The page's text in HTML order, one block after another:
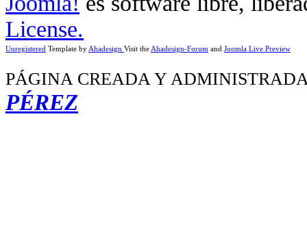
License.
Unregistered Template by Ahadesign Visit the Ahadesign-Forum and Joomla Live Preview
PÁGINA CREADA Y
PÉREZ